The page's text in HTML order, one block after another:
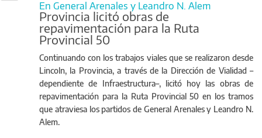
En General Arenales y Leandro N. Alem
Provincia licitó obras de
repavimentación para la Ruta
Provincial 50
Continuando con los trabajos viales que se realizaron desde
Lincoln, la Provincia, a través de la Dirección de Vialidad –
dependiente de Infraestructura–, licitó hoy las obras de
repavimentación para la Ruta Provincial 50 en los tramos
que atraviesa los partidos de General Arenales y Leandro N.
Alem.